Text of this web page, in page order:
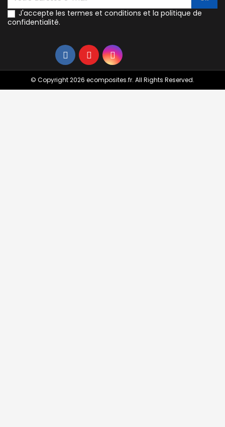
J'accepte les termes et conditions et la politique de
confidentialité.
© Copyright 2026 ecomposites.fr. All Rights Reserved.